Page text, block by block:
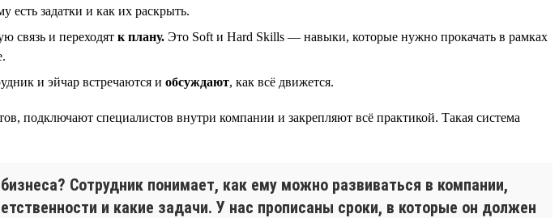
есть задатки и как их раскрыть.
связь и переходят к плану. Это Soft и Hard Skills — навыки, которые нужно прокачать в рамках
и эйчар встречаются и обсуждают, как всё движется.
подключают специалистов внутри компании и закрепляют всё практикой. Такая система
Сотрудник понимает, как ему можно развиваться в компании,
и какие задачи. У нас прописаны сроки, в которые он должен